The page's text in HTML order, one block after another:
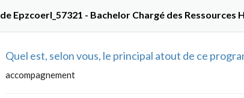
Epzcoerl_57321 - Bachelor Chargé des Ressources
Quel est, selon vous, le principal atout de ce
accompagnement